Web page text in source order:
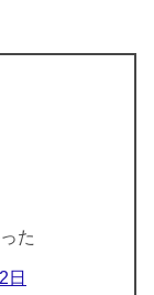
た
日